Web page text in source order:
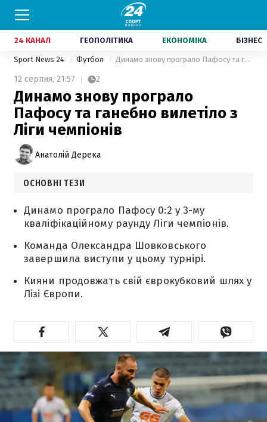
24 КАНАЛ ГЕОПОЛІТИКА ЕКОНОМІКА БІЗНЕС
Sport News 24 Футбол Динамо знову програло Пафосу та ганебно вилетіло з Ліги чемпіонів
12 серпня, 21:57 2
Динамо знову програло
Пафосу та ганебно вилетіло з
Ліги чемпіонів
Анатолій Дерека
ОСНОВНІ ТЕЗИ
Динамо програло Пафосу 0:2 у 3-му
кваліфікаційному раунду Ліги чемпіонів.
Команда Олександра Шовковського
завершила виступи у цьому турнірі.
Кияни продовжать свій єврокубковий шлях у
Лізі Європи.